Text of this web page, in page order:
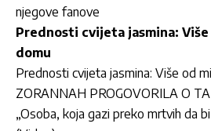
njegove fanove
Prednosti cvijeta jasmina: Više
domu
Prednosti cvijeta jasmina: Više od
ZORANNAH PROGOVORILA O
„Osoba, koja gazi preko mrtvih da